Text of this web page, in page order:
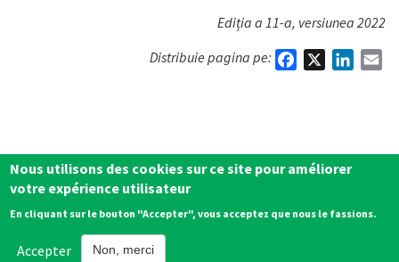
Ediția a 11-a, versiunea 2022
Distribuie pagina pe:
Facebook
Copyright 2026 © Grosu & Asociaţii •
Nous utilisons des cookies sur ce site pour améliorer
votre expérience utilisateur
En cliquant sur le bouton "Accepter", vous acceptez que nous le fassions.
Accepter Non, merci